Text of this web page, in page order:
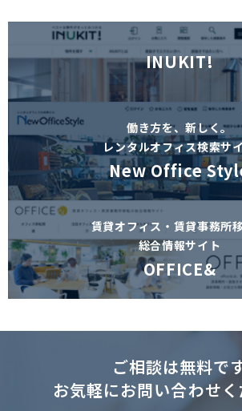
INUKIT!
働き方を、新しく。
レンタルオフィス検索サ
New Office
賃貸オフィス・賃貸事務所
総合情報サイト
OFFICE&
ご相談は無料で
お気軽にお問い合わせく